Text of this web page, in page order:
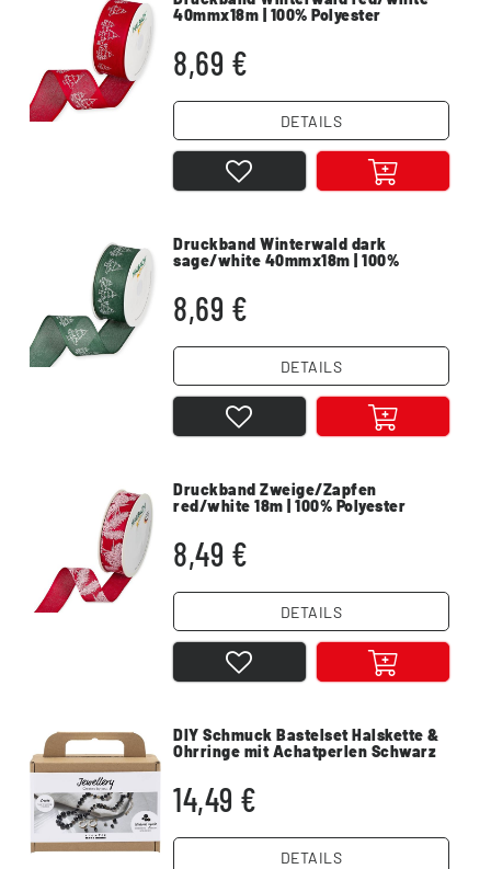
40mmx18m | 100% Polyester
8,69 €
DETAILS
Druckband Winterwald dark
sage/white 40mmx18m | 100%
8,69 €
DETAILS
Druckband Zweige/Zapfen
red/white 18m | 100% Polyester
8,49 €
DETAILS
DIY Schmuck Bastelset Halskette &
Ohrringe mit Achatperlen Schwarz
14,49 €
DETAILS